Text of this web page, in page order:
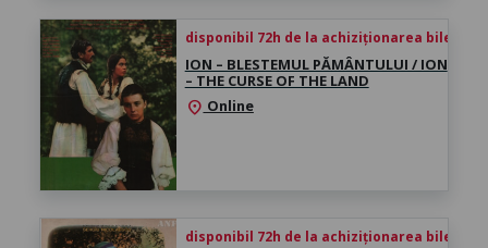
disponibil 72h de la achiziționarea biletului
ION – BLESTEMUL PĂMÂNTULUI / ION
– THE CURSE OF THE LAND
location_on Online
disponibil 72h de la achiziționarea biletului